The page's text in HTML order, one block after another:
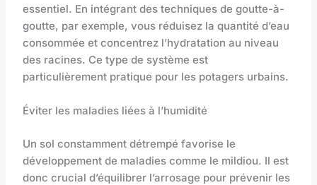
essentiel. En intégrant des techniques de goutte-à-
goutte, par exemple, vous réduisez la quantité d’eau
consommée et concentrez l’hydratation au niveau
des racines. Ce type de système est
particulièrement pratique pour les potagers urbains.
Éviter les maladies liées à l’humidité
Un sol constamment détrempé favorise le
développement de maladies comme le mildiou. Il est
donc crucial d’équilibrer l’arrosage pour prévenir les